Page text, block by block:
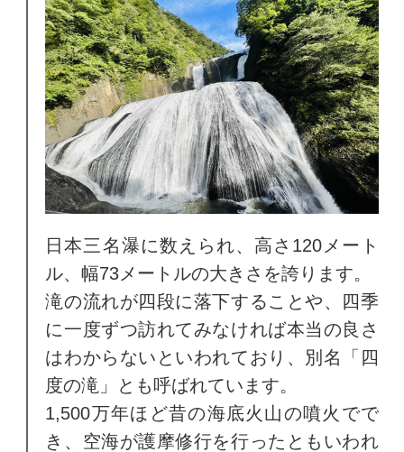
日本三名瀑に数えられ、高さ120メート
ル、幅73メートルの大きさを誇ります。
滝の流れが四段に落下することや、四季
に一度ずつ訪れてみなければ本当の良さ
はわからないといわれており、別名「四
度の滝」とも呼ばれています。
1,500万年ほど昔の海底火山の噴火でで
き、空海が護摩修行を行ったともいわれ